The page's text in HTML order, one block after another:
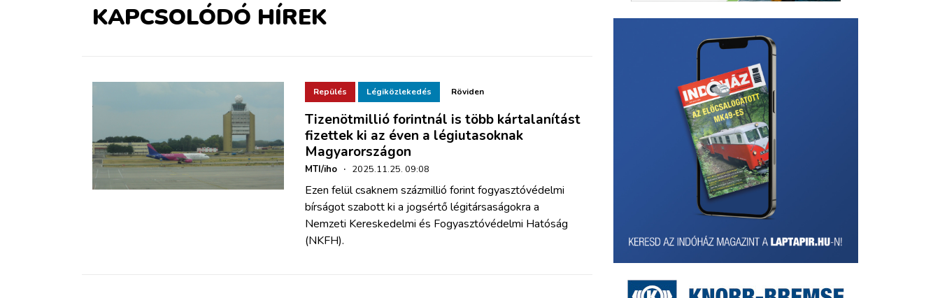
KAPCSOLÓDÓ HÍREK
Repülés Légiközlekedés Röviden
Tizenötmillió forintnál is több kártalanítást
fizettek ki az éven a légiutasoknak
Magyarországon
MTI/iho · 2025.11.25. 09:08
Ezen felül csaknem százmillió forint fogyasztóvédelmi
bírságot szabott ki a jogsértő légitársaságokra a
Nemzeti Kereskedelmi és Fogyasztóvédelmi Hatóság
(NKFH).